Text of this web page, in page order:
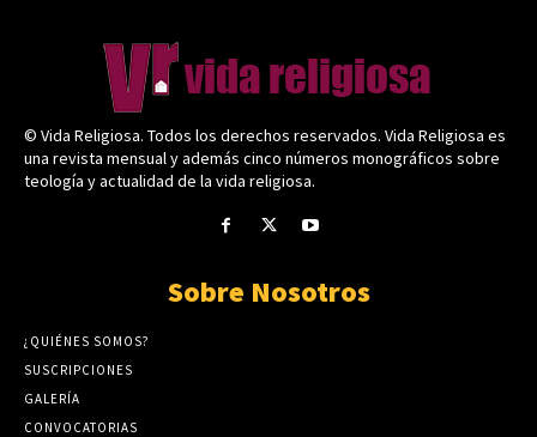
© Vida Religiosa. Todos los derechos reservados. Vida Religiosa es
una revista mensual y además cinco números monográficos sobre
teología y actualidad de la vida religiosa.
Sobre Nosotros
¿QUIÉNES SOMOS?
SUSCRIPCIONES
GALERÍA
CONVOCATORIAS